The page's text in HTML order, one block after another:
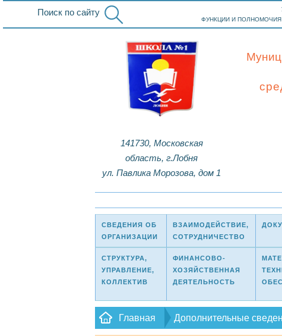
ФУНКЦИИ И ПОЛНОМОЧИЯ
141730, Московская
область, г.Лобня
ул. Павлика Морозова, дом 1
Поиск по сайту
СВЕДЕНИЯ ОБ
ОРГАНИЗАЦИИ
ВЗАИМОДЕЙСТВИЕ,
СОТРУДНИЧЕСТВО
СТРУКТУРА,
УПРАВЛЕНИЕ,
КОЛЛЕКТИВ
ФИНАНСОВО-
ХОЗЯЙСТВЕННАЯ
ДЕЯТЕЛЬНОСТЬ
Главная Дополнительные